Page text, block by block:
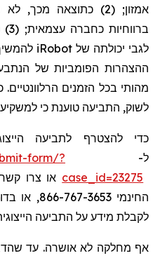
אמזון; (2) כתוצאה מכך, לא סביר ש-
לגבי יכולתה של iRobot
ההצהרות הפומביות של
מהותי בכל הזמנים
לשוק, התביעה טוענת כי
כדי להצטרף לתביעה
ל- form/?
case_id=23275 או צרו
החינמי 866-767-3653, או בדוא"ל
לקבלת מידע על התביעה
אף מחלקה לא אושרה. עד